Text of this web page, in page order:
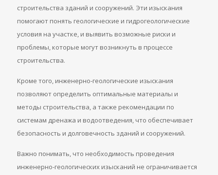
строительства зданий и сооружений. Эти изыскания
помогают понять геологические и гидрогеологические
условия на участке, и выявить возможные риски и
проблемы, которые могут возникнуть в процессе
строительства.
Кроме того, инженерно-геологические изыскания
позволяют определить оптимальные материалы и
методы строительства, а также рекомендации по
системам дренажа и водоотведения, что обеспечивает
безопасность и долговечность зданий и сооружений.
Важно понимать, что необходимость проведения
инженерно-геологических изысканий не ограничивается